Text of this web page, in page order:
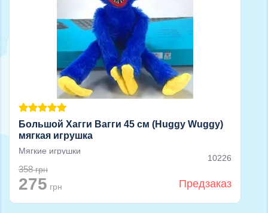
Большой Хагги Вагги 45 см (Huggy Wuggy)
мягкая игрушка
Мягкие игрушки
10226
358грн
275 грн Предзаказ